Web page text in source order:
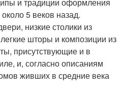
5 веков назад.
низкие столики из
шторы и композиции из
присутствующие и в
и, согласно описаниям
живших в средние века